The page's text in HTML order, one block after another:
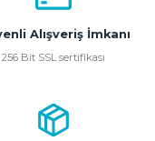
Alışveriş İmkanı
256 Bit SSL sertifikası